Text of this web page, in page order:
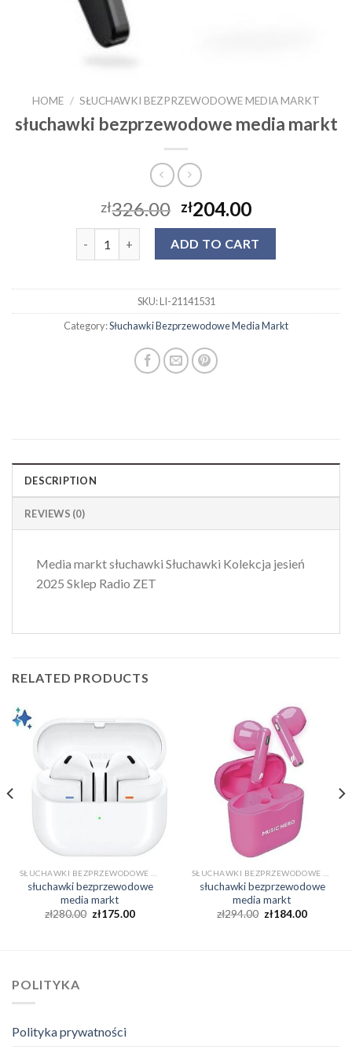
HOME / SŁUCHAWKI BEZPRZEWODOWE MEDIA MARKT
słuchawki bezprzewodowe media markt
zł326.00 zł204.00
słuchawki bezprzewodowe media markt quantity
ADD TO CART
SKU:LI-21141531
Category:Słuchawki Bezprzewodowe Media Markt
DESCRIPTION
REVIEWS (0)
Media markt słuchawki Słuchawki Kolekcja jesień
2025 Sklep Radio ZET
RELATED PRODUCTS
słuchawki bezprzewodowe
media markt
zł280.00 zł175.00
słuchawki bezprzewodowe
media markt
zł294.00 zł184.00
POLITYKA
Polityka prywatności